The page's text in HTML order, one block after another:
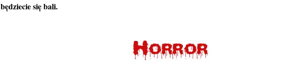
będziecie się bali.